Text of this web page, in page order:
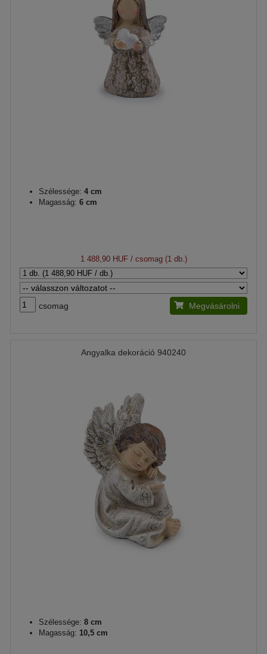
Szélessége: 4 cm
Magasság: 6 cm
1 488,90 HUF/ csomag (1 db.)
csomag Megvásárolni
Angyalka dekoráció 940240
Szélessége: 8 cm
Magasság: 10,5 cm